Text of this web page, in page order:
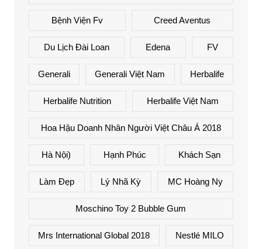
Bệnh Viện Fv Creed Aventus
Du Lịch Đài Loan Edena FV
Generali Generali Việt Nam Herbalife
Herbalife Nutrition Herbalife Việt Nam
Hoa Hậu Doanh Nhân Người Việt Châu Á 2018
Hà Nội) Hạnh Phúc Khách Sạn
Làm Đẹp Lý Nhã Kỳ MC Hoàng Ny
Moschino Toy 2 Bubble Gum
Mrs International Global 2018 Nestlé MILO